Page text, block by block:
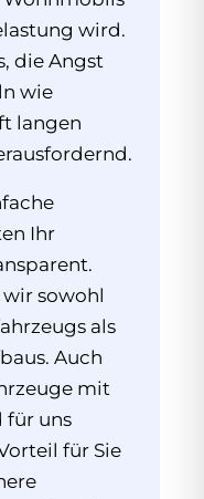
wird.
die Angst
wie
langen
Ihr
sowohl
als
Auch
mit
für uns
für Sie